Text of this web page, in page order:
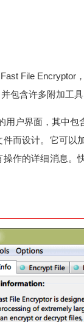
File Encryptor
包含许多附加工
用户界面，其中
而设计。它可
作的详细消息